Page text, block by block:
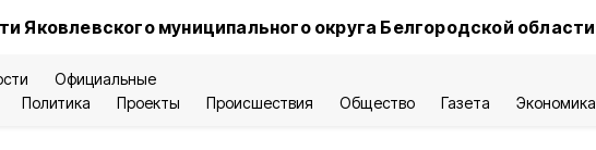
Яковлевского муниципального округа Белгородской области
Официальные
Политика Проекты Происшествия Общество Газета Экономика